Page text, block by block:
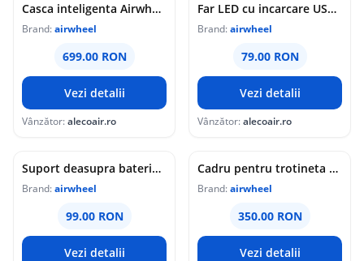
Casca inteligenta Airwheel C5 inregistrare video conectare Bluetooth Wi-Fi Green
Brand:airwheel
699.00 RON
Vezi detalii
Vânzător:alecoair.ro
Far LED cu incarcare USB pentru trotineta sau bicicleta electrica
Brand:airwheel
79.00 RON
Vezi detalii
Vânzător:alecoair.ro
Suport deasupra baterie pentru trotineta electrica Z3/Z3T
Brand:airwheel
99.00 RON
Vezi detalii
Cadru pentru trotineta electrica Z3
Brand:airwheel
350.00 RON
Vezi detalii